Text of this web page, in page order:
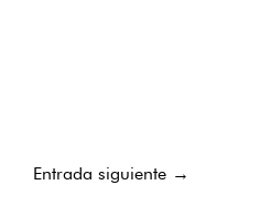
Entrada siguiente →